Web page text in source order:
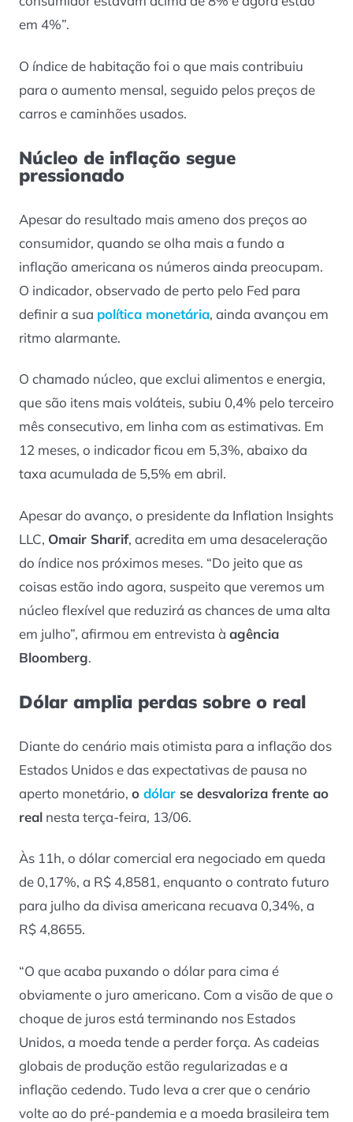
em 4%”.
O índice de habitação foi o que mais contribuiu
para o aumento mensal, seguido pelos preços de
carros e caminhões usados.
Núcleo de inflação segue
pressionado
Apesar do resultado mais ameno dos preços ao
consumidor, quando se olha mais a fundo a
inflação americana os números ainda preocupam.
O indicador, observado de perto pelo Fed para
definir a sua política monetária, ainda avançou em
ritmo alarmante.
O chamado núcleo, que exclui alimentos e energia,
que são itens mais voláteis, subiu 0,4% pelo terceiro
mês consecutivo, em linha com as estimativas. Em
12 meses, o indicador ficou em 5,3%, abaixo da
taxa acumulada de 5,5% em abril.
Apesar do avanço, o presidente da Inflation Insights
LLC, Omair Sharif, acredita em uma desaceleração
do índice nos próximos meses. “Do jeito que as
coisas estão indo agora, suspeito que veremos um
núcleo flexível que reduzirá as chances de uma alta
em julho”, afirmou em entrevista à agência
Bloomberg.
Dólar amplia perdas sobre o real
Diante do cenário mais otimista para a inflação dos
Estados Unidos e das expectativas de pausa no
aperto monetário, o dólar se desvaloriza frente ao
real nesta terça-feira, 13/06.
Às 11h, o dólar comercial era negociado em queda
de 0,17%, a R$ 4,8581, enquanto o contrato futuro
para julho da divisa americana recuava 0,34%, a
R$ 4,8655.
“O que acaba puxando o dólar para cima é
obviamente o juro americano. Com a visão de que o
choque de juros está terminando nos Estados
Unidos, a moeda tende a perder força. As cadeias
globais de produção estão regularizadas e a
inflação cedendo. Tudo leva a crer que o cenário
volte ao do pré-pandemia e a moeda brasileira tem